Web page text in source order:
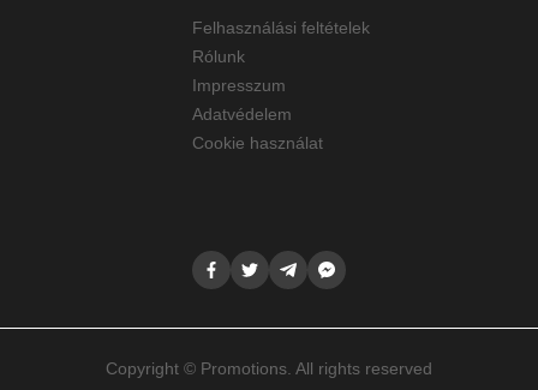
Felhasználási feltételek
Rólunk
Impresszum
Adatvédelem
Cookie használat
Copyright © Promotions. All rights reserved